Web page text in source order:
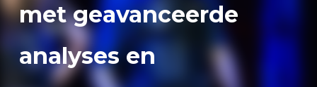
met geavanceerde
analyses en